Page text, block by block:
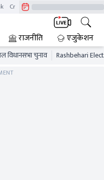
CrimeTak
राजनीति एजुकेशन
विधानसभा चुनाव Rashbehari